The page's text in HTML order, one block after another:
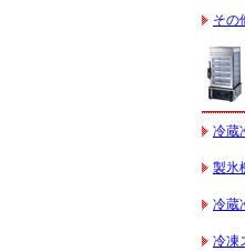
その
冷蔵
製氷
冷蔵
冷凍